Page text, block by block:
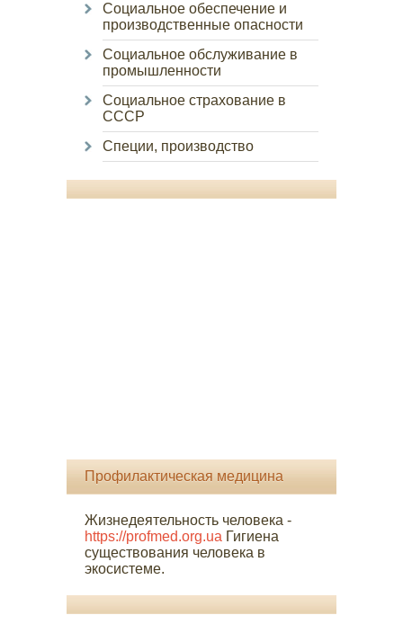
Социальное обеспечение и
производственные опасности
Социальное обслуживание в
промышленности
Социальное страхование в
СССР
Специи, производство
Профилактическая медицина
Жизнедеятельность человека -
https://profmed.org.ua Гигиена
существования человека в
экосистеме.